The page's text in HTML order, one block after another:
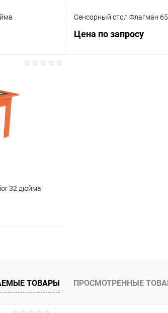
Под заказ
Сенсорный стол Флагман
Цена по запросу
32 дюйма
ТОВАРЫ ПРОСМОТРЕННЫЕ